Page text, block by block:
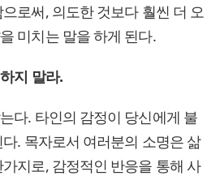
로써, 의도한 것보다 훨씬 더 오
미치는 말을 하게 된다.
지 말라.
다. 타인의 감정이 당신에게 불
. 목자로서 여러분의 소명은 삶
지로, 감정적인 반응을 통해 사